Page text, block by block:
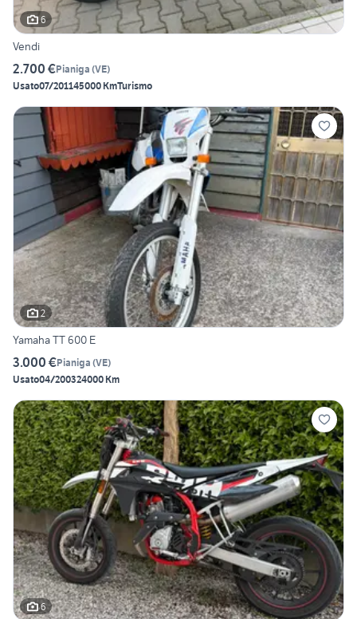
6
Vendi
2.700 €Pianiga (VE)
Usato07/201145000 KmTurismo
2
Yamaha TT 600 E
3.000 €Pianiga (VE)
Usato04/200324000 Km
6